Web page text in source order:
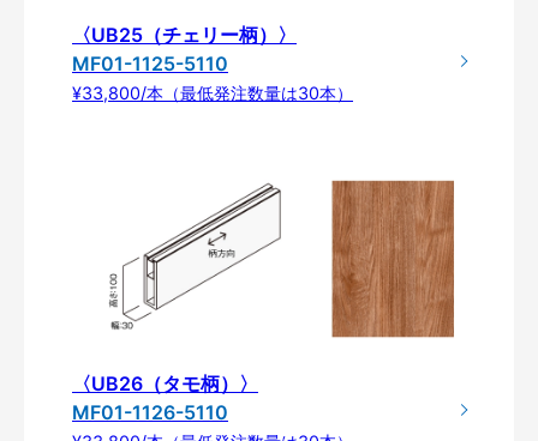
〈UB25（チェリー柄）〉
MF01-1125-5110
¥33,800/本（最低発注数量は30本）
〈UB26（タモ柄）〉
MF01-1126-5110